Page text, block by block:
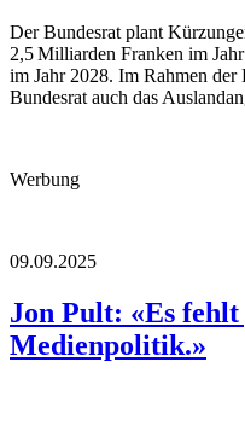
Der Bundesrat plant
2,5 Milliarden Franken im
im Jahr 2028. Im Rahmen
Bundesrat auch das
Werbung
09.09.2025
Jon Pult: «Es
Medienpolitik.»